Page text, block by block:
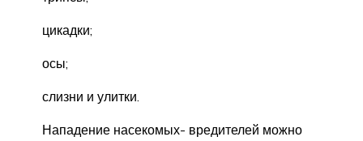
цикадки;
осы;
слизни и улитки.
Нападение насекомых- вредителей можно